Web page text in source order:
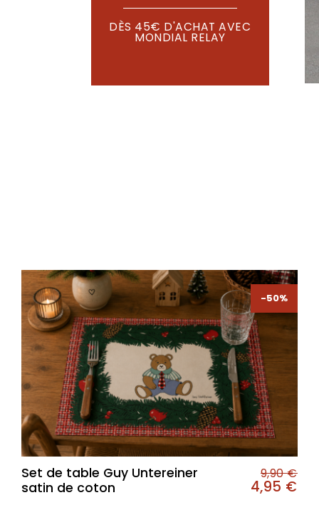
DÈS 45€ D'ACHAT AVEC
MONDIAL RELAY
-50%
-50%
Set de table Guy Untereiner
satin de coton
9,90€
4,95 €